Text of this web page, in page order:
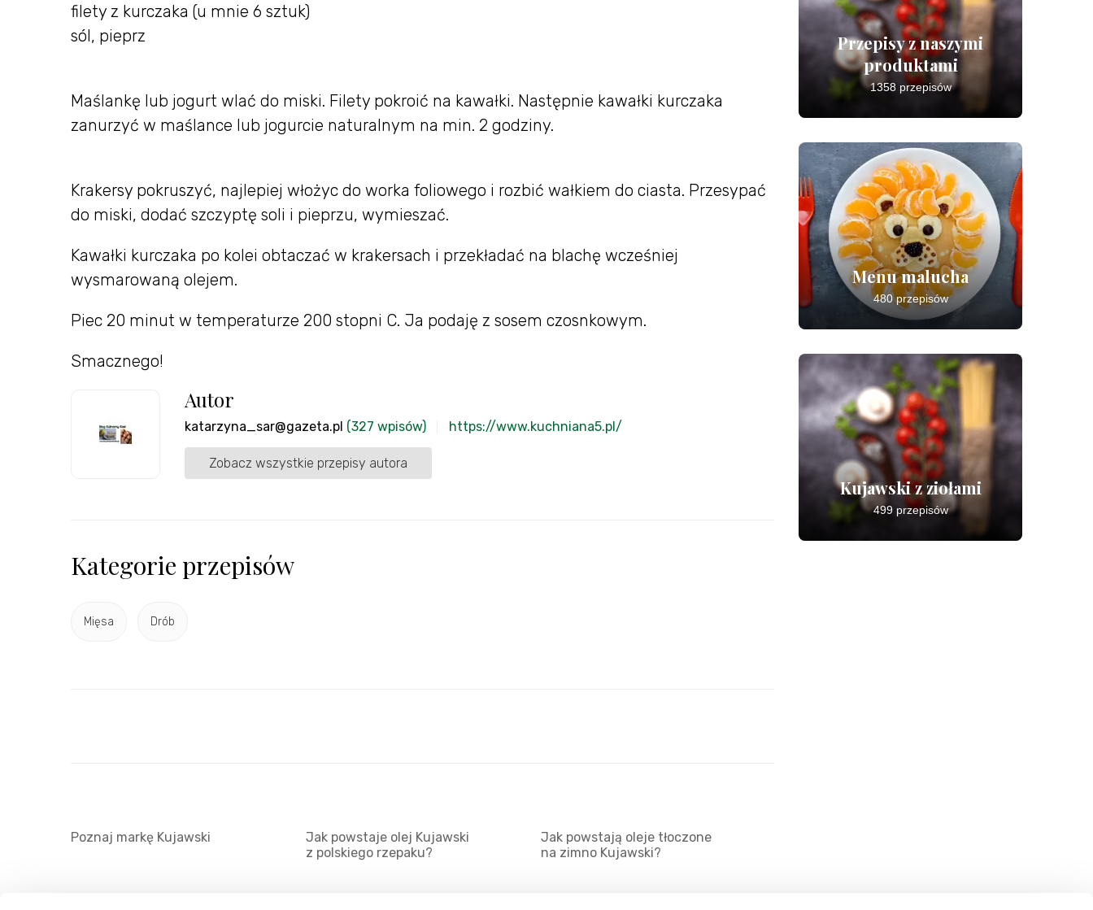
filety z kurczaka (u mnie 6 sztuk)
sól, pieprz
Maślankę lub jogurt wlać do miski. Filety pokroić na kawałki. Następnie kawałki kurczaka
zanurzyć w maślance lub jogurcie naturalnym na min. 2 godziny.
Krakersy pokruszyć, najlepiej włożyc do worka foliowego i rozbić wałkiem do ciasta. Przesypać
do miski, dodać szczyptę soli i pieprzu, wymieszać.
Kawałki kurczaka po kolei obtaczać w krakersach i przekładać na blachę wcześniej
wysmarowaną olejem.
Piec 20 minut w temperaturze 200 stopni C. Ja podaję z sosem czosnkowym.
Smacznego!
Autor
katarzyna_sar@gazeta.pl (327 wpisów) https://www.kuchniana5.pl/
Zobacz wszystkie przepisy autora
Kategorie przepisów
Mięsa Drób
Przepisy z naszymi
produktami
1358 przepisów
Menu malucha
480 przepisów
Kujawski z ziołami
499 przepisów
Poznaj markę Kujawski
Jak powstaje olej Kujawski
z polskiego rzepaku?
Jak powstają oleje tłoczone
na zimno Kujawski?